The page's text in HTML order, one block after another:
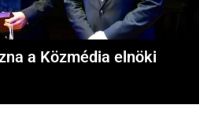
a Közmédia elnöki